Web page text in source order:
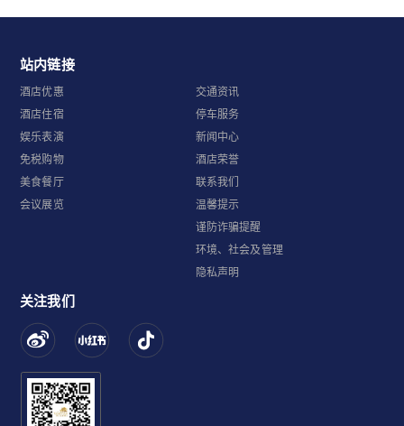
站内链接
酒店优惠
酒店住宿
娱乐表演
免税购物
美食餐厅
会议展览
交通资讯
停车服务
新闻中心
酒店荣誉
联系我们
温馨提示
谨防诈骗提醒
环境、社会及管理
隐私声明
关注我们